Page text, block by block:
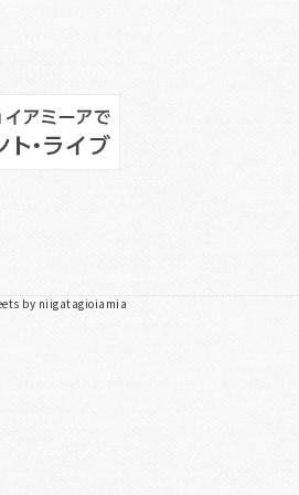
by niigatagioiamia